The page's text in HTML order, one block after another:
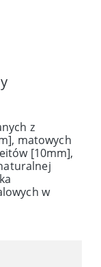
z
matowych
[10mm],
w